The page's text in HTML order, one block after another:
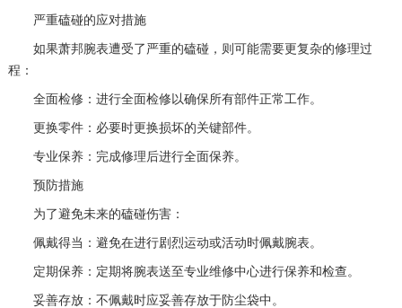
严重磕碰的应对措施
如果萧邦腕表遭受了严重的磕碰，则可能需要更复杂的修理过
程：
全面检修：进行全面检修以确保所有部件正常工作。
更换零件：必要时更换损坏的关键部件。
专业保养：完成修理后进行全面保养。
预防措施
为了避免未来的磕碰伤害：
佩戴得当：避免在进行剧烈运动或活动时佩戴腕表。
定期保养：定期将腕表送至专业维修中心进行保养和检查。
妥善存放：不佩戴时应妥善存放于防尘袋中。